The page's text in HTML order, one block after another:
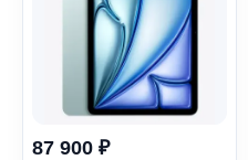
87 900 ₽